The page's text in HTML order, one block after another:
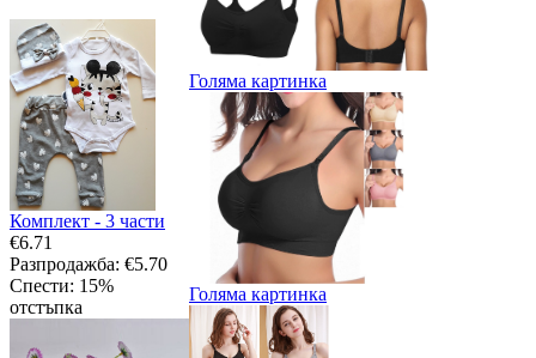
Комплект - 3 части
€6.71
Разпродажба: €5.70
Спести: 15%
отстъпка
Голяма картинка
Голяма картинка